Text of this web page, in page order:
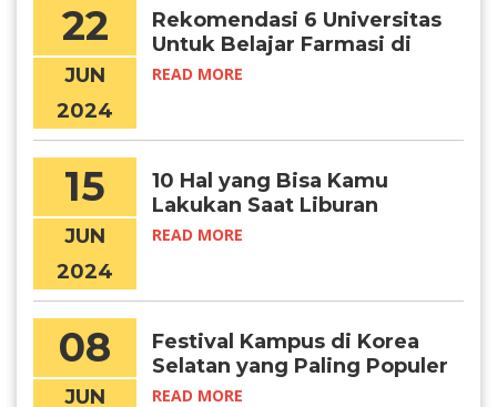
22
JUN
2024
Rekomendasi 6 Universitas
Untuk Belajar Farmasi di
Korea
READ MORE
15
JUN
2024
10 Hal yang Bisa Kamu
Lakukan Saat Liburan
Musim Panas di Korea
READ MORE
08
JUN
Festival Kampus di Korea
Selatan yang Paling Populer
READ MORE